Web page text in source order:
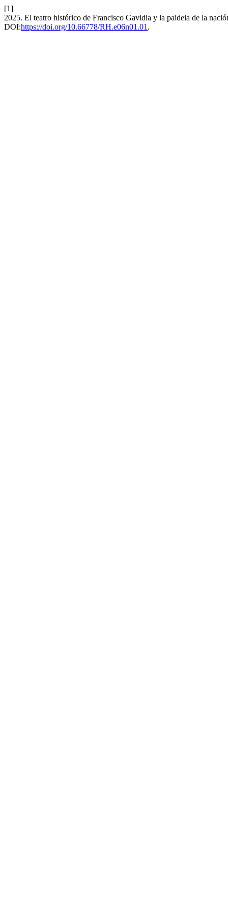
[1]
2025. El teatro histórico de Francisco Gavidia y la paideia de la
DOI:https://doi.org/10.66778/RH.e06n01.01 .